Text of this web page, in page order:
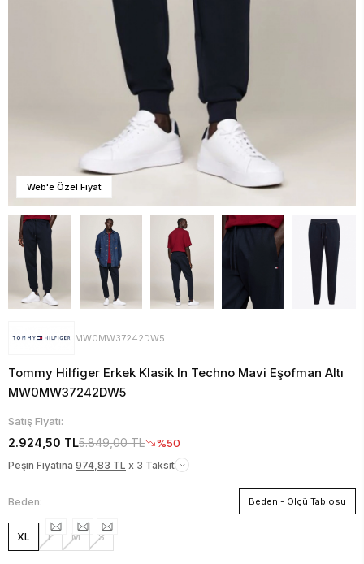
Web'e Özel Fiyat
MW0MW37242DW5
Tommy Hilfiger Erkek Klasik In Techno Mavi Eşofman Altı
MW0MW37242DW5
Satış Fiyatı:
2.924,50 TL5.849,00 TL %50
Peşin Fiyatına 974,83 TL x 3 Taksit
Beden: Beden - Ölçü Tablosu
XL L M S